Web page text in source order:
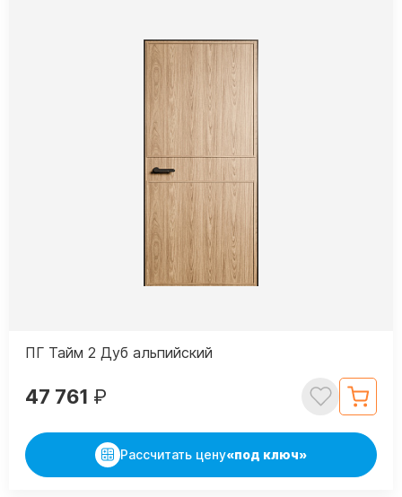
ПГ Тайм 2 Дуб альпийский
47 761 ₽
Рассчитать цену«под ключ»